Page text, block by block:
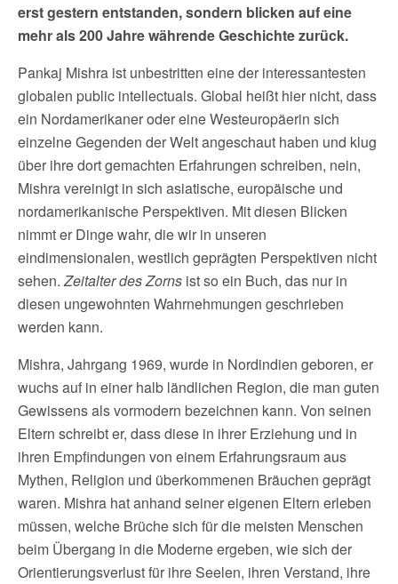
erst gestern entstanden, sondern blicken auf eine
mehr als 200 Jahre währende Geschichte zurück.
Pankaj Mishra ist unbestritten eine der interessantesten
globalen public intellectuals. Global heißt hier nicht, dass
ein Nordamerikaner oder eine Westeuropäerin sich
einzelne Gegenden der Welt angeschaut haben und klug
über ihre dort gemachten Erfahrungen schreiben, nein,
Mishra vereinigt in sich asiatische, europäische und
nordamerikanische Perspektiven. Mit diesen Blicken
nimmt er Dinge wahr, die wir in unseren
eindimensionalen, westlich geprägten Perspektiven nicht
sehen.Zeitalter des Zorns ist so ein Buch, das nur in
diesen ungewohnten Wahrnehmungen geschrieben
werden kann.
Mishra, Jahrgang 1969, wurde in Nordindien geboren, er
wuchs auf in einer halb ländlichen Region, die man guten
Gewissens als vormodern bezeichnen kann. Von seinen
Eltern schreibt er, dass diese in ihrer Erziehung und in
ihren Empfindungen von einem Erfahrungsraum aus
Mythen, Religion und überkommenen Bräuchen geprägt
waren. Mishra hat anhand seiner eigenen Eltern erleben
müssen, welche Brüche sich für die meisten Menschen
beim Übergang in die Moderne ergeben, wie sich der
Orientierungsverlust für ihre Seelen, ihren Verstand, ihre